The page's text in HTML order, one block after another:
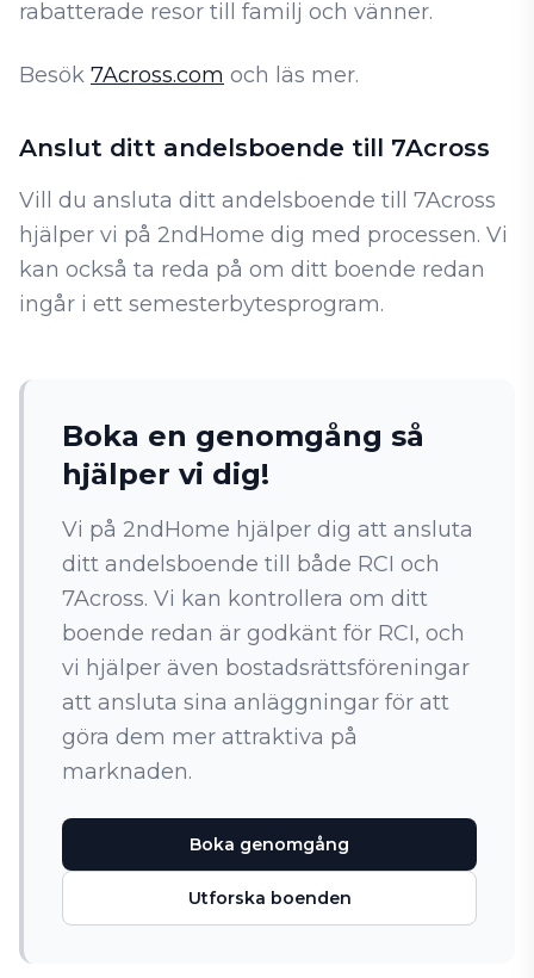
rabatterade resor till familj och vänner.
Besök 7Across.com och läs mer.
Anslut ditt andelsboende till 7Across
Vill du ansluta ditt andelsboende till 7Across
hjälper vi på 2ndHome dig med processen. Vi
kan också ta reda på om ditt boende redan
ingår i ett semesterbytesprogram.
Boka en genomgång så
hjälper vi dig!
Vi på 2ndHome hjälper dig att ansluta
ditt andelsboende till både RCI och
7Across. Vi kan kontrollera om ditt
boende redan är godkänt för RCI, och
vi hjälper även bostadsrättsföreningar
att ansluta sina anläggningar för att
göra dem mer attraktiva på
marknaden.
Boka genomgång
Utforska boenden